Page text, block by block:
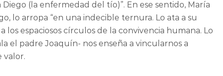
(la enfermedad del tío)”. En ese sentido, María
lo arropa “en una indecible ternura. Lo ata a su
los espaciosos círculos de la convivencia humana. Lo
el padre Joaquín- nos enseña a vincularnos a
valor.